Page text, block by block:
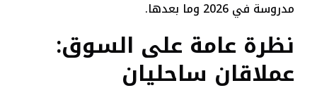
مدروسة في 2026 وما بعدها.
نظرة عامة على السوق:
عملاقان ساحليان